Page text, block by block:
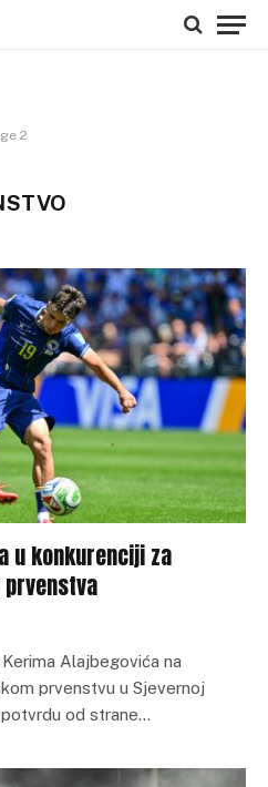
2
u konkurenciji za
Alajbegovića na
prvenstvu u Sjevernoj
od strane…